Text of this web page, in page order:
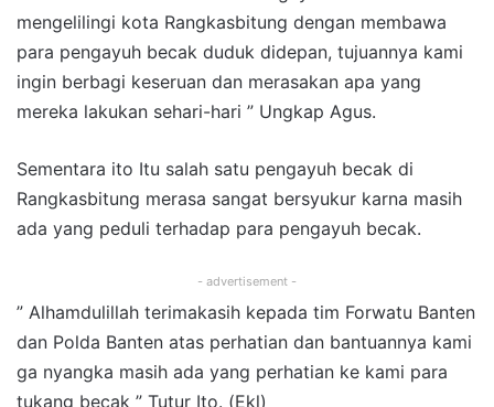
mengelilingi kota Rangkasbitung dengan membawa
para pengayuh becak duduk didepan, tujuannya kami
ingin berbagi keseruan dan merasakan apa yang
mereka lakukan sehari-hari ” Ungkap Agus.
Sementara ito Itu salah satu pengayuh becak di
Rangkasbitung merasa sangat bersyukur karna masih
ada yang peduli terhadap para pengayuh becak.
- advertisement -
” Alhamdulillah terimakasih kepada tim Forwatu Banten
dan Polda Banten atas perhatian dan bantuannya kami
ga nyangka masih ada yang perhatian ke kami para
tukang becak ” Tutur Ito. (Ekl)